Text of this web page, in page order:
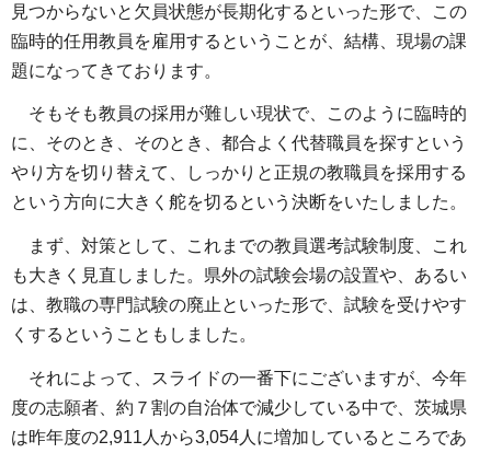
見つからないと欠員状態が長期化するといった形で、この
臨時的任用教員を雇用するということが、結構、現場の課
題になってきております。
そもそも教員の採用が難しい現状で、このように臨時的
に、そのとき、そのとき、都合よく代替職員を探すという
やり方を切り替えて、しっかりと正規の教職員を採用する
という方向に大きく舵を切るという決断をいたしました。
まず、対策として、これまでの教員選考試験制度、これ
も大きく見直しました。県外の試験会場の設置や、あるい
は、教職の専門試験の廃止といった形で、試験を受けやす
くするということもしました。
それによって、スライドの一番下にございますが、今年
度の志願者、約７割の自治体で減少している中で、茨城県
は昨年度の2,911人から3,054人に増加しているところであ